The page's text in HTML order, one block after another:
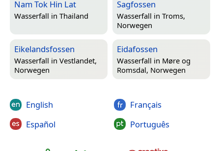
Nam Tok Hin Lat
Wasserfall in Thailand
Sagfossen
Wasserfall in Troms,
Norwegen
Eikelandsfossen
Wasserfall in Vestlandet,
Norwegen
Eidafossen
Wasserfall in Møre og
Romsdal, Norwegen
English
Español
Français
Português